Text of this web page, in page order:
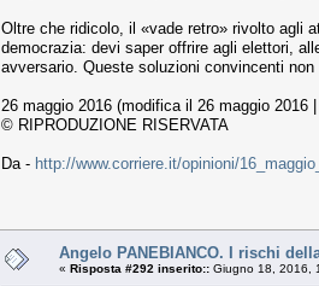
Oltre che ridicolo, il «vade retro» rivolto agli
democrazia: devi saper offrire agli elettori,
avversario. Queste soluzioni convincenti
26 maggio 2016 (modifica il 26 maggio 2016
© RIPRODUZIONE RISERVATA
Da - http://www.corriere.it/opinioni/
Angelo PANEBIANCO. I rischi
« Risposta #292 inserito:: Giugno 18, 2016,